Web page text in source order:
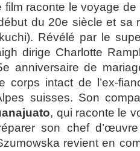
film raconte le voyage de
du 20e siècle et sa
Révélé par le
dirige Charlotte
anniversaire de
corps intact de l’ex-
suisses. Son
, qui raconte le
son chef
revient en